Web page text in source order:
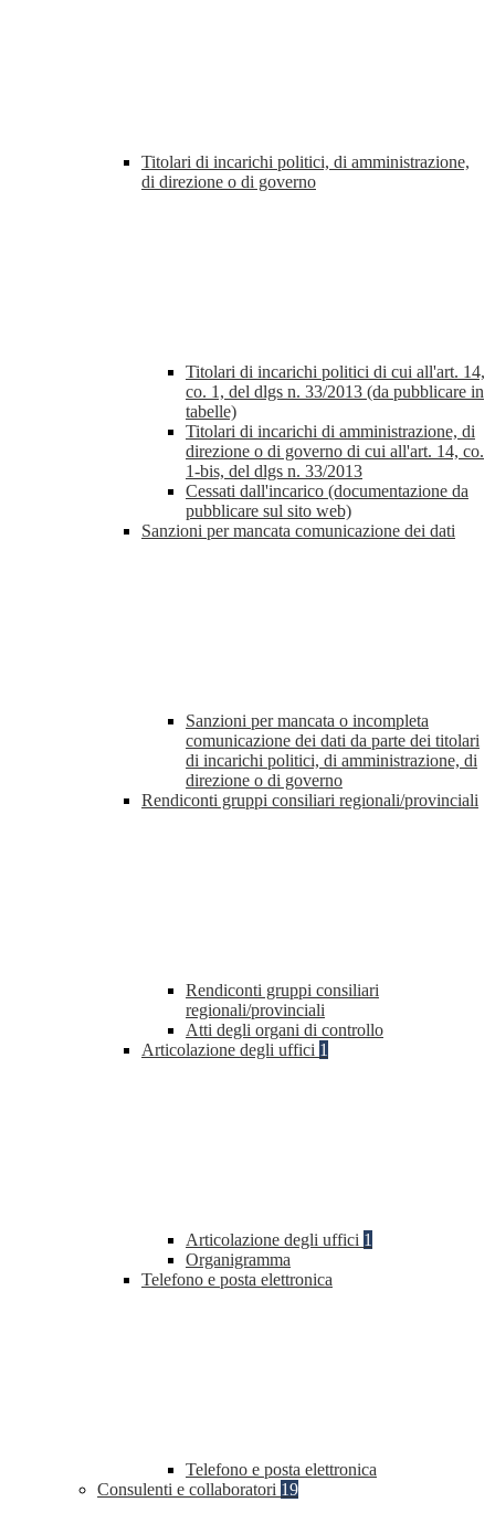
Titolari di incarichi politici, di amministrazione,
di direzione o di governo
Titolari di incarichi politici di cui all'art. 14,
co. 1, del dlgs n. 33/2013 (da pubblicare in
tabelle)
Titolari di incarichi di amministrazione, di
direzione o di governo di cui all'art. 14, co.
1-bis, del dlgs n. 33/2013
Cessati dall'incarico (documentazione da
pubblicare sul sito web)
Sanzioni per mancata comunicazione dei dati
Sanzioni per mancata o incompleta
comunicazione dei dati da parte dei titolari
di incarichi politici, di amministrazione, di
direzione o di governo
Rendiconti gruppi consiliari regionali/provinciali
Rendiconti gruppi consiliari
regionali/provinciali
Atti degli organi di controllo
Articolazione degli uffici 1
Articolazione degli uffici 1
Organigramma
Telefono e posta elettronica
Telefono e posta elettronica
Consulenti e collaboratori 19